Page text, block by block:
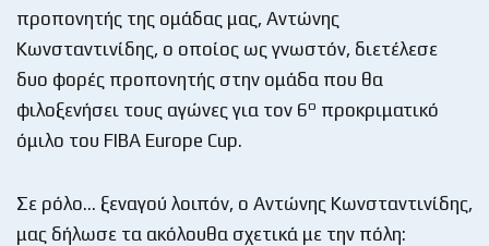
προπονητής της ομάδας μας, Αντώνης
Κωνσταντινίδης, ο οποίος ως γνωστόν, διετέλεσε
δυο φορές προπονητής στην ομάδα που θα
φιλοξενήσει τους αγώνες για τον 6ο προκριματικό
όμιλο του FIBA Europe Cup.
Σε ρόλο… ξεναγού λοιπόν, ο Αντώνης Κωνσταντινίδης,
μας δήλωσε τα ακόλουθα σχετικά με την πόλη: